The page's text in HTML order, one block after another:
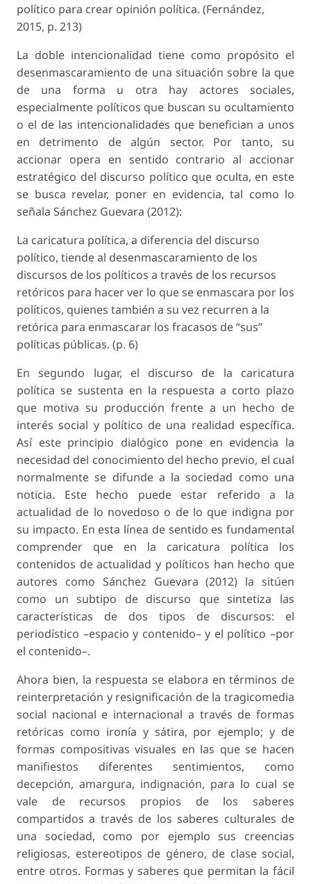
político para crear opinión política. (Fernández,
2015, p. 213)
La doble intencionalidad tiene como propósito el
desenmascaramiento de una situación sobre la que
de una forma u otra hay actores sociales,
especialmente políticos que buscan su ocultamiento
o el de las intencionalidades que benefician a unos
en detrimento de algún sector. Por tanto, su
accionar opera en sentido contrario al accionar
estratégico del discurso político que oculta, en este
se busca revelar, poner en evidencia, tal como lo
señala Sánchez Guevara (2012):
La caricatura política, a diferencia del discurso
político, tiende al desenmascaramiento de los
discursos de los políticos a través de los recursos
retóricos para hacer ver lo que se enmascara por los
políticos, quienes también a su vez recurren a la
retórica para enmascarar los fracasos de “sus”
políticas públicas. (p. 6)
En segundo lugar, el discurso de la caricatura
política se sustenta en la respuesta a corto plazo
que motiva su producción frente a un hecho de
interés social y político de una realidad específica.
Así este principio dialógico pone en evidencia la
necesidad del conocimiento del hecho previo, el cual
normalmente se difunde a la sociedad como una
noticia. Este hecho puede estar referido a la
actualidad de lo novedoso o de lo que indigna por
su impacto. En esta línea de sentido es fundamental
comprender que en la caricatura política los
contenidos de actualidad y políticos han hecho que
autores como Sánchez Guevara (2012) la sitúen
como un subtipo de discurso que sintetiza las
características de dos tipos de discursos: el
periodístico –espacio y contenido– y el político –por
el contenido–.
Ahora bien, la respuesta se elabora en términos de
reinterpretación y resignificación de la tragicomedia
social nacional e internacional a través de formas
retóricas como ironía y sátira, por ejemplo; y de
formas compositivas visuales en las que se hacen
manifiestos diferentes sentimientos, como
decepción, amargura, indignación, para lo cual se
vale de recursos propios de los saberes
compartidos a través de los saberes culturales de
una sociedad, como por ejemplo sus creencias
religiosas, estereotipos de género, de clase social,
entre otros. Formas y saberes que permitan la fácil